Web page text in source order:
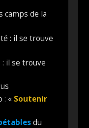
camps de la
: il se trouve
il se trouve
: « Soutenir
du